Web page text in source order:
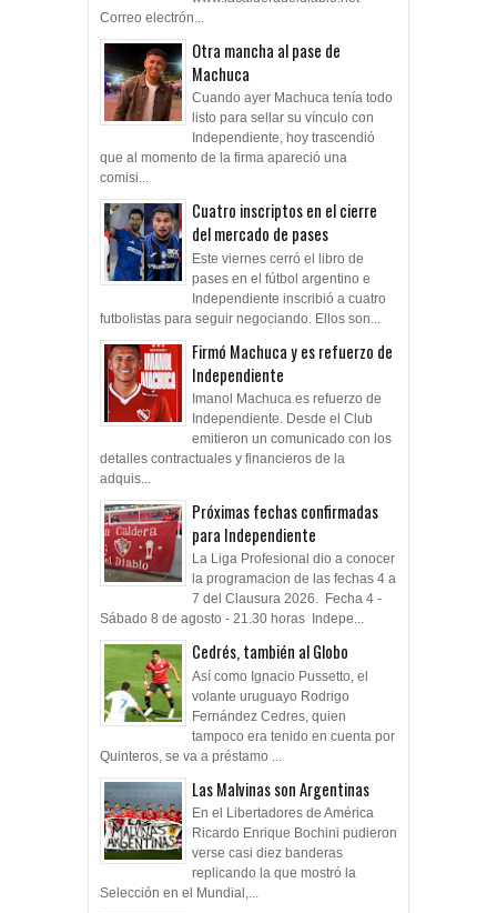
Correo electrón...
Otra mancha al pase de
Machuca
Cuando ayer Machuca tenía todo
listo para sellar su vínculo con
Independiente, hoy trascendió
que al momento de la firma apareció una
comisi...
Cuatro inscriptos en el cierre
del mercado de pases
Este viernes cerró el libro de
pases en el fútbol argentino e
Independiente inscribió a cuatro
futbolistas para seguir negociando. Ellos son...
Firmó Machuca y es refuerzo de
Independiente
Imanol Machuca es refuerzo de
Independiente. Desde el Club
emitieron un comunicado con los
detalles contractuales y financieros de la
adquis...
Próximas fechas confirmadas
para Independiente
La Liga Profesional dio a conocer
la programacion de las fechas 4 a
7 del Clausura 2026. Fecha 4 -
Sábado 8 de agosto - 21.30 horas Indepe...
Cedrés, también al Globo
Así como Ignacio Pussetto, el
volante uruguayo Rodrigo
Fernández Cedres, quien
tampoco era tenido en cuenta por
Quinteros, se va a préstamo ...
Las Malvinas son Argentinas
En el Libertadores de América
Ricardo Enrique Bochini pudieron
verse casi diez banderas
replicando la que mostró la
Selección en el Mundial,...